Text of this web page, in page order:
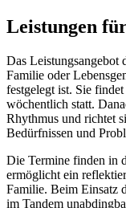
Leistungen
Das Leistungs­angebot
Familie oder
festgelegt ist. Sie
wöchent­lich statt.
Rhythmus und richtet
Bedürfnissen und
Die Termine finden in
ermöglicht ein
Familie. Beim Einsatz
im Tandem